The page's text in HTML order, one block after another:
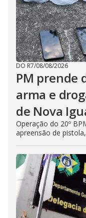
DO R7/08/08/2026
PM prende
arma e
de Nova
Operação do 20º
apreensão de